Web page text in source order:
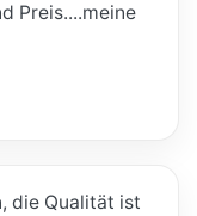
Preis....meine
die Qualität ist